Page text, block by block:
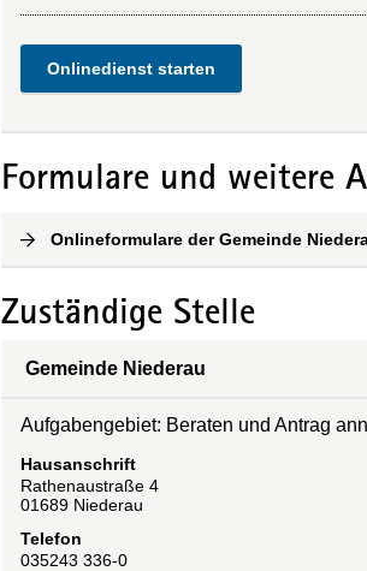
Onlinedienst starten
Formulare und weitere
Onlineformulare der Gemeinde
Zuständige Stelle
Gemeinde Niederau
Aufgabengebiet: Beraten und Antrag
Hausanschrift
Rathenaustraße 4
01689 Niederau
Telefon
035243 336-0